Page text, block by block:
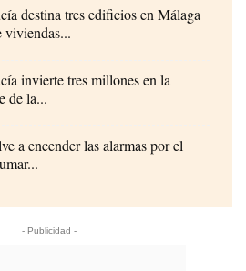
destina tres edificios en Málaga
viviendas...
invierte tres millones en la
de la...
a encender las alarmas por el
- Publicidad -